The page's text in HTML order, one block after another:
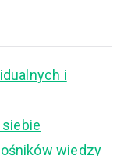
i
wiedzy